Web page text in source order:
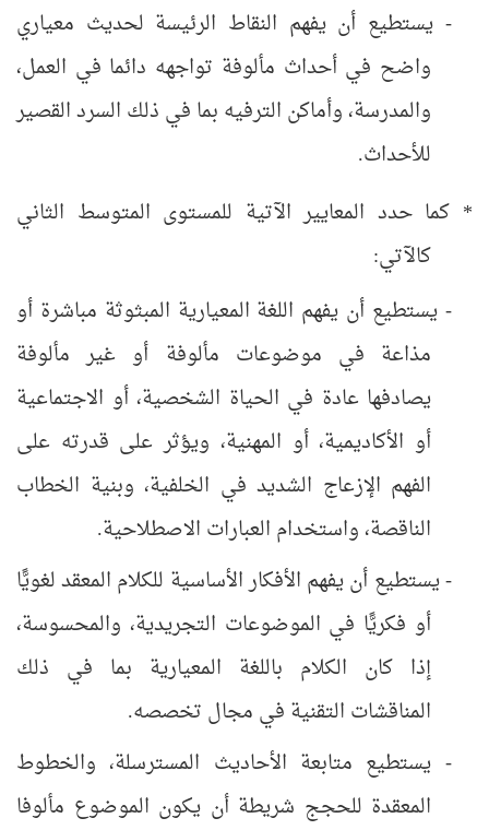
- يستطيع أن يفهم النقاط الرئيسة لحديث معياري
واضح في أحداث مألوفة تواجهه دائما في العمل،
والمدرسة، وأماكن الترفيه بما في ذلك السرد القصير
للأحداث.
* كما حدد المعايير الآتية للمستوى المتوسط الثاني
كالآتي:
- يستطيع أن يفهم اللغة المعيارية المبثوثة مباشرة أو
مذاعة في موضوعات مألوفة أو غير مألوفة
يصادفها عادة في الحياة الشخصية، أو الاجتماعية
أو الأكاديمية، أو المهنية، ويؤثر على قدرته على
الفهم الإزعاج الشديد في الخلفية، وبنية الخطاب
الناقصة، واستخدام العبارات الاصطلاحية.
- يستطيع أن يفهم الأفكار الأساسية للكلام المعقد لغويًّا
أو فكريًّا في الموضوعات التجريدية، والمحسوسة،
إذا كان الكلام باللغة المعيارية بما في ذلك
المناقشات التقنية في مجال تخصصه.
- يستطيع متابعة الأحاديث المسترسلة، والخطوط
المعقدة للحجج شريطة أن يكون الموضوع مألوفا